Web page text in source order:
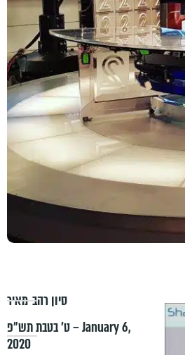
סיון רהב-מאיר
ט׳ בטבת תש״פ – January 6,
2020